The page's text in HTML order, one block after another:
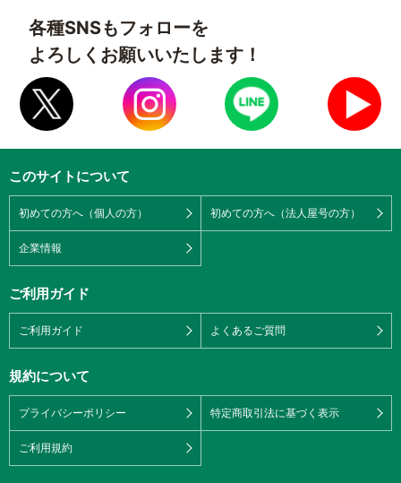
各種SNSもフォローを
よろしくお願いいたします！
このサイトについて
初めての方へ（個人の方） 初めての方へ（法人屋号の方）
企業情報
ご利用ガイド
ご利用ガイド よくあるご質問
規約について
プライバシーポリシー 特定商取引法に基づく表示
ご利用規約